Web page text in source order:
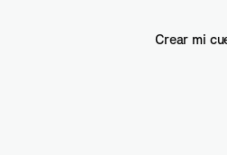
Crear mi